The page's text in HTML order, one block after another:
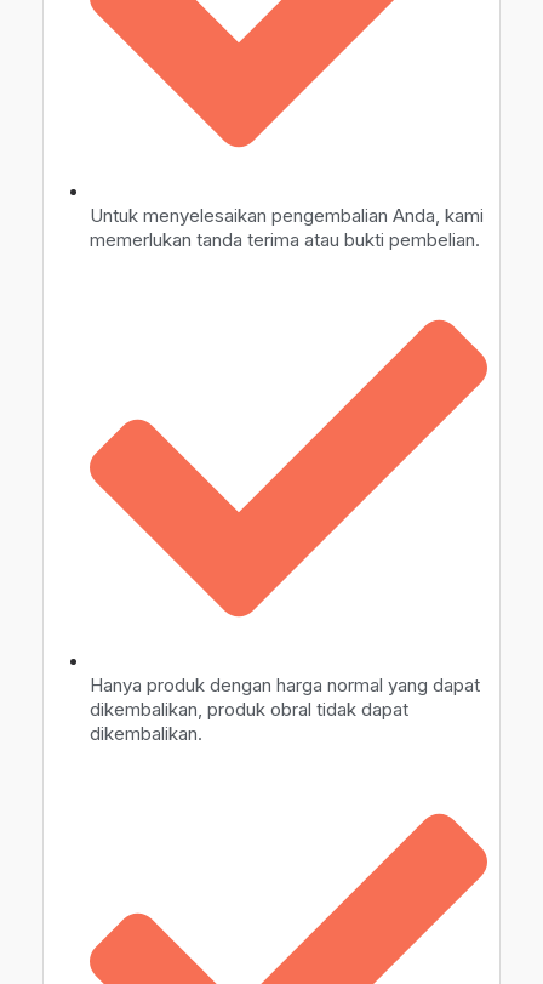
Untuk menyelesaikan pengembalian Anda, kami
memerlukan tanda terima atau bukti pembelian.
Hanya produk dengan harga normal yang dapat
dikembalikan, produk obral tidak dapat
dikembalikan.